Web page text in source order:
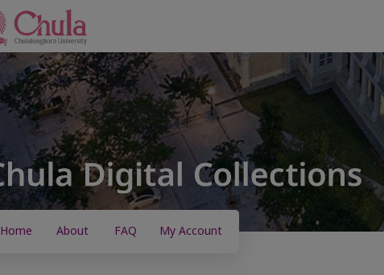
Home About FAQ My Account